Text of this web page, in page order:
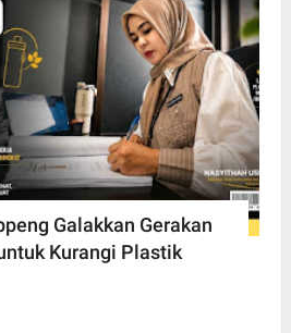
Galakkan Gerakan
Kurangi Plastik